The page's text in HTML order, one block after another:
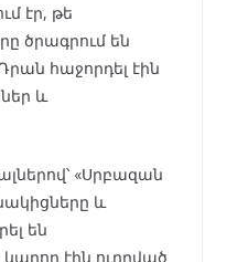
էր, թե
ծրագրում են
հաջորդել էին
և
«Սրբազան
և
են
կարող էին ուղղված